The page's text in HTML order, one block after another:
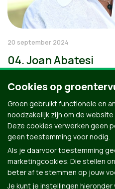
20 september 2024
04. Joan Abatesi
Cookies op
Groen gebruikt functionele en
noodzakelijk zijn om de
Deze cookies verwerken geen
geen toestemming voor nodig.
Als je daarvoor toestemming
marketingcookies. Die stellen
beter af te stemmen op jouw
Je kunt je instellingen hieronder